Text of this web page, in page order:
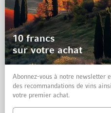
10 francs
sur votre achat
Abonnez-vous à notre newsletter
des recommandations de vins
votre premier achat.